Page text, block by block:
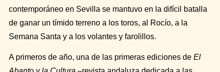
contemporáneo en Sevilla se mantuvo en la difícil batalla
de ganar un tímido terreno a los toros, al Rocío, a la
Semana Santa y a los volantes y farolillos.
A primeros de año, una de las primeras ediciones deEl